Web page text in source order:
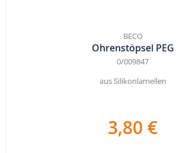
BECO
Ohrenstöpsel PEG
0/009847
aus Silikonlamellen
3,80 €